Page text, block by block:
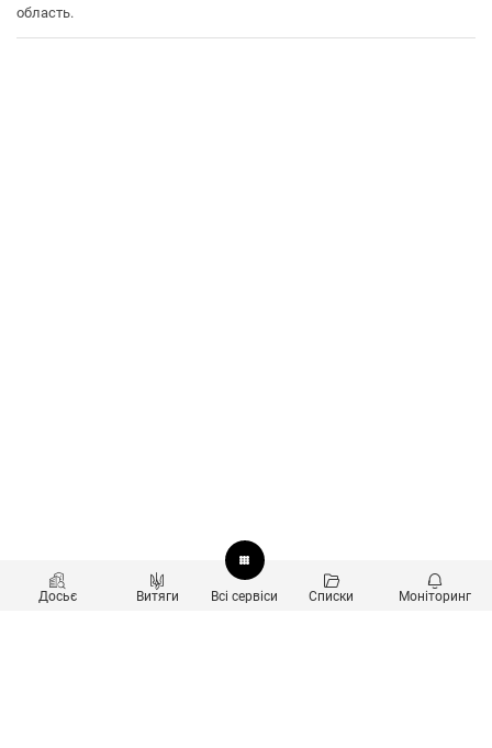
область.
Досьє Витяги Всі сервіси Списки Моніторинг